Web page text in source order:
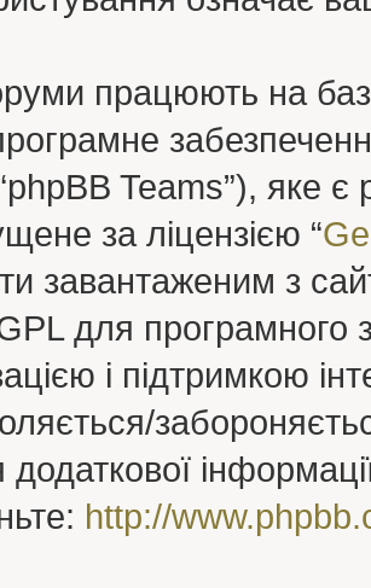
працюють на
Teams”), яке
за ліцензією “
завантаженим з
GPL для
і підтримкою
http://